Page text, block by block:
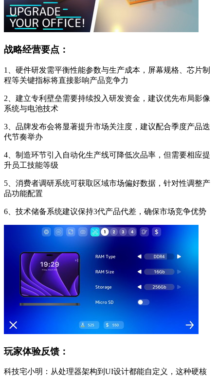
战略经营要点：
1、硬件研发需平衡性能参数与生产成本，屏幕规格、芯片制
程等关键指标将直接影响产品竞争力
2、建立专利壁垒需要持续投入研发资金，建议优先布局影像
系统与电池技术
3、品牌发布会将显著提升市场关注度，建议配合季度产品迭
代节奏举办
4、制造环节引入自动化生产线可降低次品率，但需要相应提
升员工技能等级
5、消费者调研系统可获取区域市场偏好数据，针对性调整产
品功能配置
6、技术储备系统建议保持3代产品代差，确保市场竞争优势
玩家体验反馈：
科技宅小明：从处理器架构到UI设计都能自定义，这种硬核